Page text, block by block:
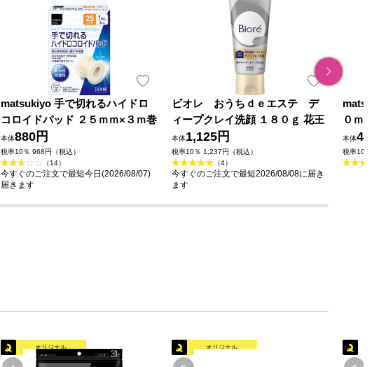
matsukiyo 手で切れるハイドロ
コロイドパッド ２５ｍｍ×３ｍ巻
本体880円
税率10％ 968円（税込）
（14）
今すぐのご注文で最短今日(2026/08/07)
届きます
ビオレ おうちｄｅエステ デ
ィープクレイ洗顔 １８０ｇ 花王
本体1,125円
税率10％ 1,237円（税込）
（4）
今すぐのご注文で最短2026/08/08に届き
ます
０ｍｌ
本体
税率10％
オリジナル オリジナル